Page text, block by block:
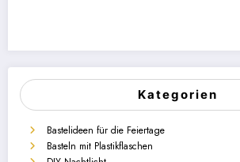
Kategorien
Bastelideen für die Feiertage
Basteln mit Plastikflaschen